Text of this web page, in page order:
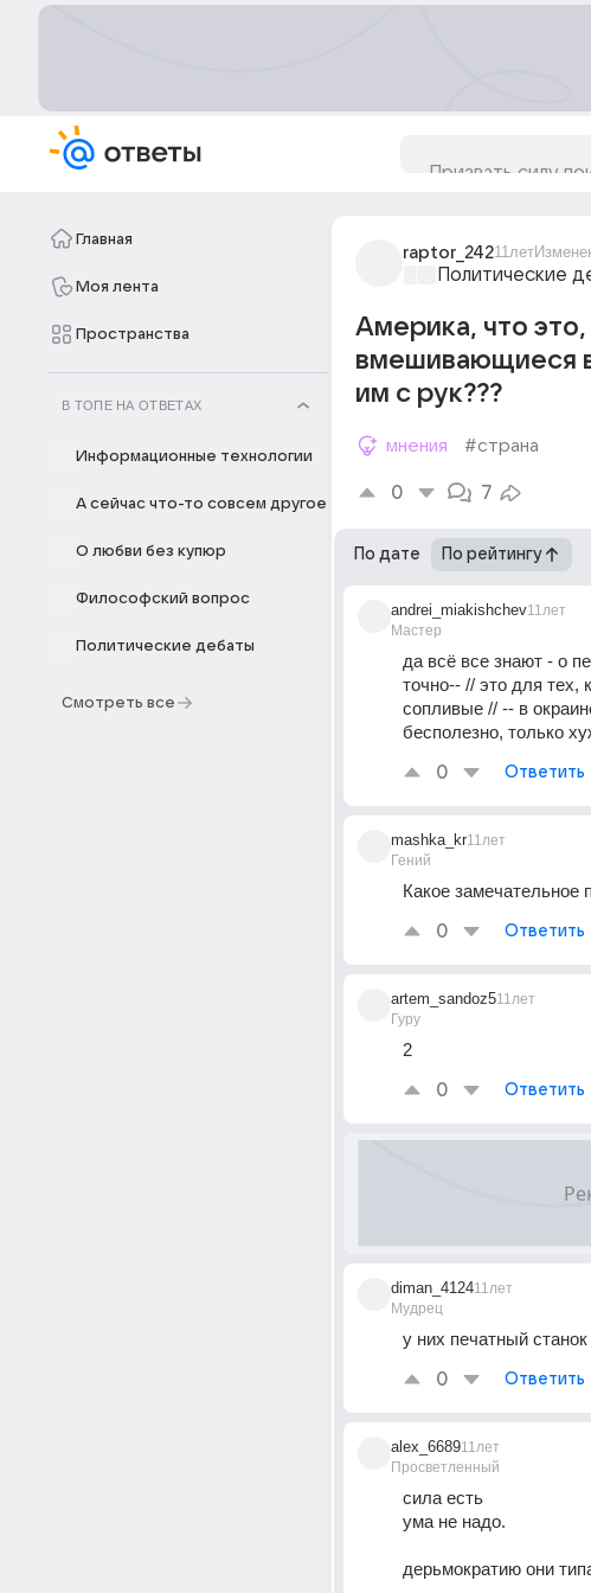
Главная
Моя лента
Пространства
В ТОПЕ НА ОТВЕТАХ
Информационные технологии
А сейчас что-то совсем другое
О любви без купюр
Философский вопрос
Политические дебаты
Смотреть все
raptor_24211лет
Политические
Америка, что
вмешивающиеся в
им с рук???
мнения #страна
0 7
По дате По рейтингу
andrei_miakishchev
Мастер
11лет
да всё все знают - о
точно-- // это для тех,
сопливые // -- в
бесполезно, только
0 Ответить
mashka_kr
Гений
11лет
Какое замечательное
0 Ответить
artem_sandoz5
Гуру
11лет
2
0 Ответить
diman_4124
Мудрец
11лет
у них печатный
0 Ответить
alex_6689
Просветленный
11лет
сила есть
ума не надо.
дерьмократию они